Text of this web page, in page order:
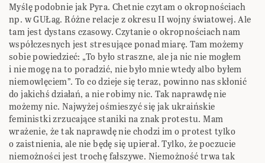
Myślę podobnie jak Pyra. Chetnie czytam o okropnościach
np. w GUŁag. Różne relacje z okresu II wojny światowej. Ale
tam jest dystans czasowy. Czytanie o okropnościach nam
współczesnych jest stresujące ponad miarę. Tam możemy
sobie powiedzieć: „To było straszne, ale ja nic nie mogłem
i nie mogę na to poradzić, nie było mnie wtedy albo byłem
niemowlęciem”. To co dzieje się teraz, powinno nas skłonić
do jakichś działań, a nie robimy nic. Tak naprawdę nie
możemy nic. Najwyżej ośmieszyć się jak ukraińskie
feministki zrzucające staniki na znak protestu. Mam
wrażenie, że tak naprawdę nie chodzi im o protest tylko
o zaistnienia, ale nie będę się upierał. Tylko, że poczucie
niemożności jest trochę fałszywe. Niemożność trwa tak